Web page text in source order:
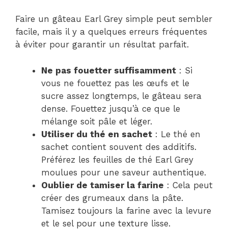
Faire un gâteau Earl Grey simple peut sembler
facile, mais il y a quelques erreurs fréquentes
à éviter pour garantir un résultat parfait.
Ne pas fouetter suffisamment : Si
vous ne fouettez pas les œufs et le
sucre assez longtemps, le gâteau sera
dense. Fouettez jusqu’à ce que le
mélange soit pâle et léger.
Utiliser du thé en sachet : Le thé en
sachet contient souvent des additifs.
Préférez les feuilles de thé Earl Grey
moulues pour une saveur authentique.
Oublier de tamiser la farine : Cela peut
créer des grumeaux dans la pâte.
Tamisez toujours la farine avec la levure
et le sel pour une texture lisse.